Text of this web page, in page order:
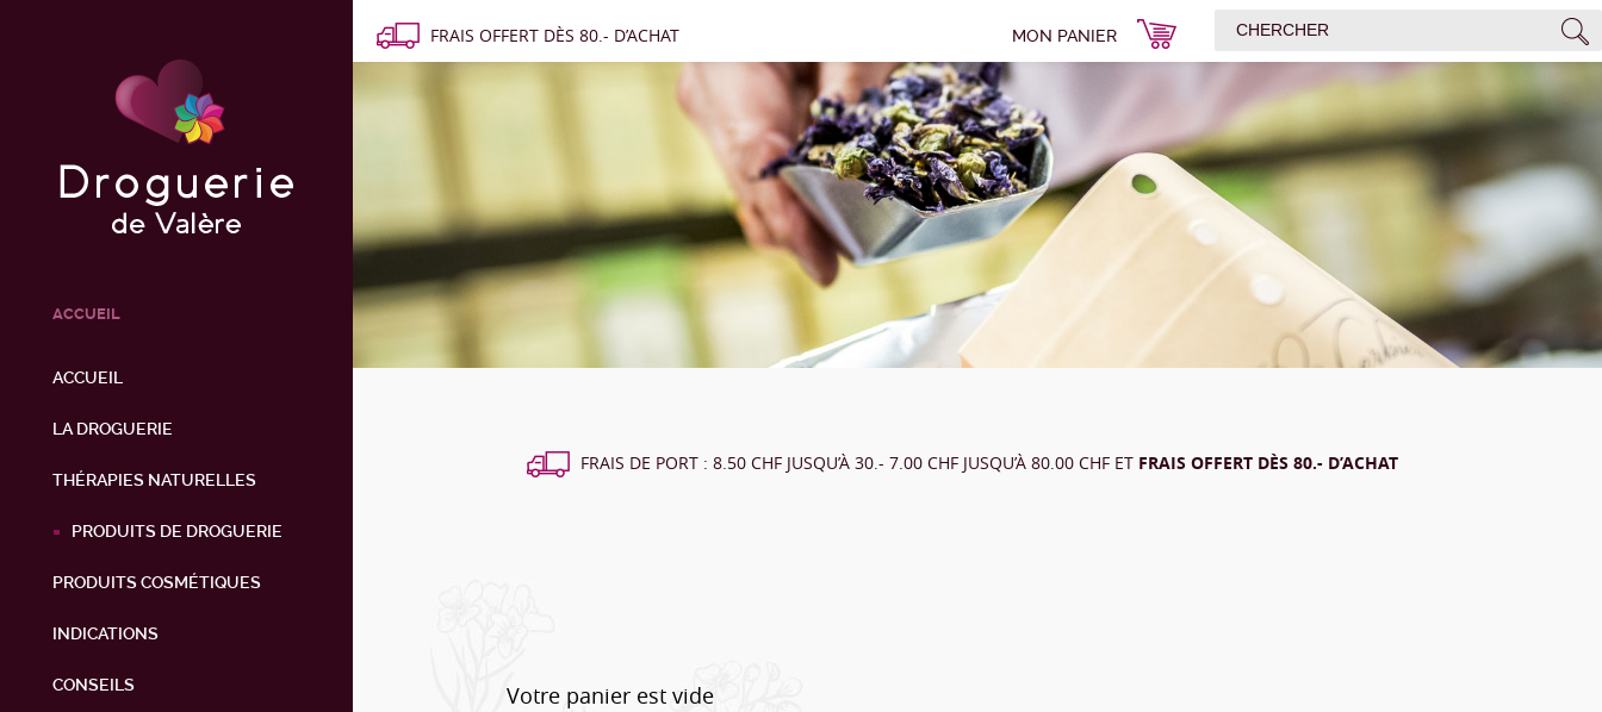
ACCUEIL
ACCUEIL
LA DROGUERIE
THÉRAPIES NATURELLES
PRODUITS DE DROGUERIE
PRODUITS COSMÉTIQUES
INDICATIONS
CONSEILS
FRAIS OFFERT DÈS 80.- D’ACHAT MON PANIER
FRAIS DE PORT : 8.50 CHF JUSQU’À 30.- 7.00 CHF JUSQU’À 80.00 CHF ET FRAIS OFFERT DÈS 80.- D’ACHAT
Votre panier est vide